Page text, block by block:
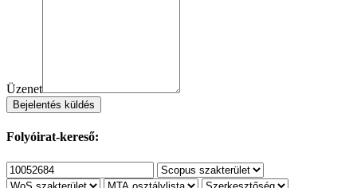
Üzenet
Bejelentés küldés
Folyóirat-kereső: